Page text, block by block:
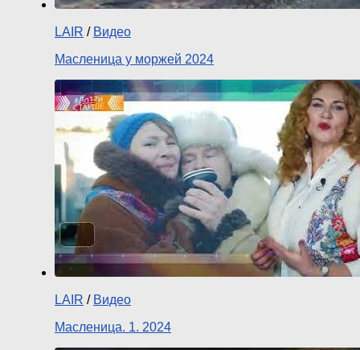
LAIR / Видео
Масленица у моржей 2024
LAIR / Видео
Масленица. 1. 2024